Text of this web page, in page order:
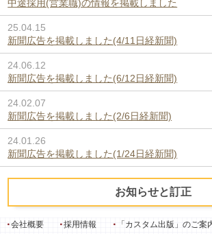
中途採用(営業職)の情報を掲載しました
25.04.15
新聞広告を掲載しました(4/11日経新聞)
24.06.12
新聞広告を掲載しました(6/12日経新聞)
24.02.07
新聞広告を掲載しました(2/6日経新聞)
24.01.26
新聞広告を掲載しました(1/24日経新聞)
お知らせと訂正
会社概要 採用情報 「カスタム出版」のご案